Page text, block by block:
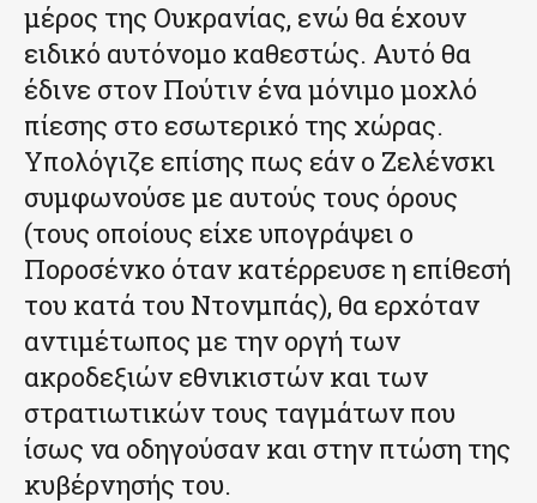
μέρος της Ουκρανίας, ενώ θα έχουν
ειδικό αυτόνομο καθεστώς. Αυτό θα
έδινε στον Πούτιν ένα μόνιμο μοχλό
πίεσης στο εσωτερικό της χώρας.
Υπολόγιζε επίσης πως εάν ο Ζελένσκι
συμφωνούσε με αυτούς τους όρους
(τους οποίους είχε υπογράψει ο
Ποροσένκο όταν κατέρρευσε η επίθεσή
του κατά του Ντονμπάς), θα ερχόταν
αντιμέτωπος με την οργή των
ακροδεξιών εθνικιστών και των
στρατιωτικών τους ταγμάτων που
ίσως να οδηγούσαν και στην πτώση της
κυβέρνησής του.